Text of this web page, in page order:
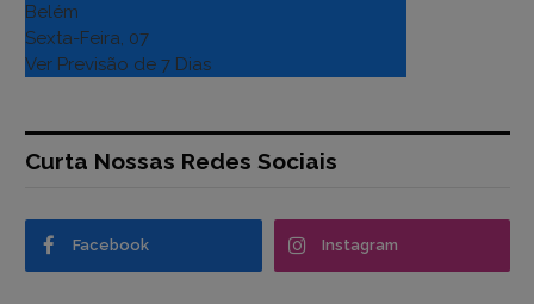
Belém
Sexta-Feira, 07
Ver Previsão de 7 Dias
Curta Nossas Redes Sociais
Facebook Instagram